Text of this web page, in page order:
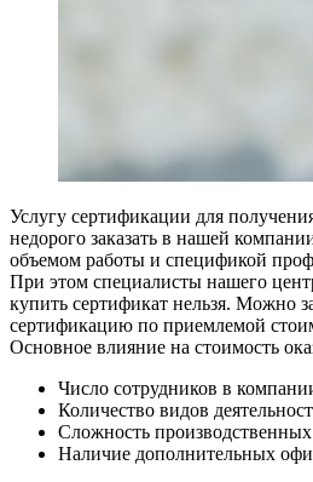
Услугу сертификации для
недорого заказать в нашей
объемом работы и спецификой
При этом специалисты нашего
купить сертификат нельзя. Можно
сертификацию по приемлемой
Основное влияние на стоимость
Число сотрудников в
Количество видов
Сложность
Наличие дополнительных